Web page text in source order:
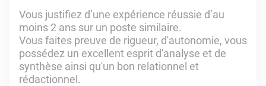
Vous justifiez d’une expérience réussie d’au
moins 2 ans sur un poste similaire.
Vous faites preuve de rigueur, d'autonomie, vous
possédez un excellent esprit d'analyse et de
synthèse ainsi qu'un bon relationnel et
rédactionnel.